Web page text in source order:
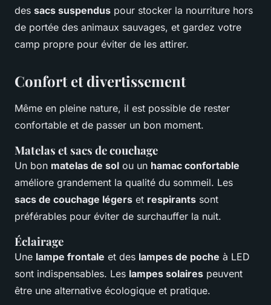
des sacs suspendus pour stocker la nourriture hors
de portée des animaux sauvages, et gardez votre
camp propre pour éviter de les attirer.
Confort et divertissement
Même en pleine nature, il est possible de rester
confortable et de passer un bon moment.
Matelas et sacs de couchage
Un bon matelas de sol ou un hamac confortable
améliore grandement la qualité du sommeil. Les
sacs de couchage légers et respirants sont
préférables pour éviter de surchauffer la nuit.
Éclairage
Une lampe frontale et des lampes de poche à LED
sont indispensables. Les lampes solaires peuvent
être une alternative écologique et pratique.